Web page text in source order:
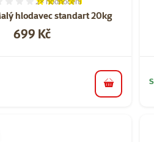
hlodavec standart 20kg
Hodnocení 90%, počet
Cena
699 Kč
do košíku